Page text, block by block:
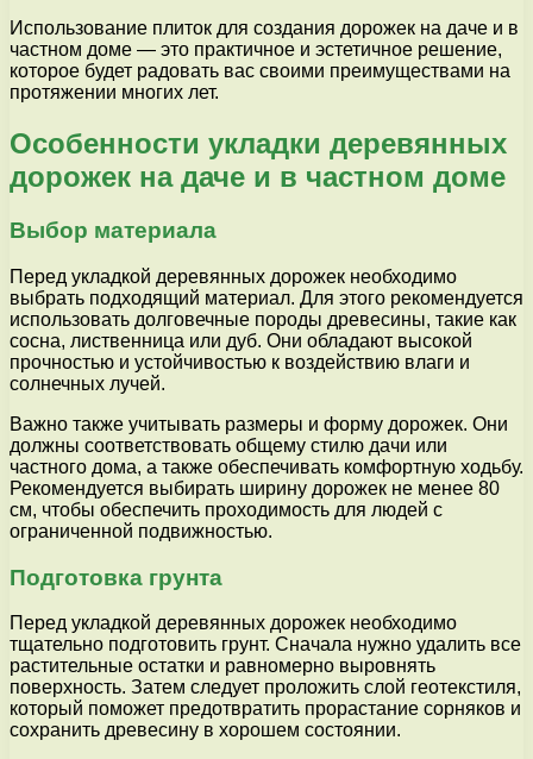
Использование плиток для создания дорожек на даче и в
частном доме — это практичное и эстетичное решение,
которое будет радовать вас своими преимуществами на
протяжении многих лет.
Особенности укладки деревянных
дорожек на даче и в частном доме
Выбор материала
Перед укладкой деревянных дорожек необходимо
выбрать подходящий материал. Для этого рекомендуется
использовать долговечные породы древесины, такие как
сосна, лиственница или дуб. Они обладают высокой
прочностью и устойчивостью к воздействию влаги и
солнечных лучей.
Важно также учитывать размеры и форму дорожек. Они
должны соответствовать общему стилю дачи или
частного дома, а также обеспечивать комфортную ходьбу.
Рекомендуется выбирать ширину дорожек не менее 80
см, чтобы обеспечить проходимость для людей с
ограниченной подвижностью.
Подготовка грунта
Перед укладкой деревянных дорожек необходимо
тщательно подготовить грунт. Сначала нужно удалить все
растительные остатки и равномерно выровнять
поверхность. Затем следует проложить слой геотекстиля,
который поможет предотвратить прорастание сорняков и
сохранить древесину в хорошем состоянии.